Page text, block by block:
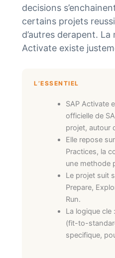
decisions
certains projets
d’autres derapent.
Activate existe
L’ESSENTIEL
SAP Activate
officielle de
projet, autour
Elle repose
Practices, la
une methode
Le projet suit
Prepare,
Run.
La logique cle
(fit-to-
specifique,